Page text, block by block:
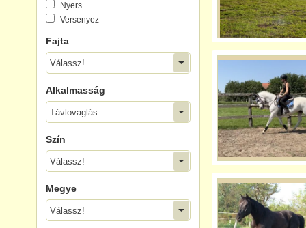
Nyers
Versenyez
Fajta
Válassz!
Alkalmasság
Távlovaglás
Szín
Válassz!
Megye
Válassz!